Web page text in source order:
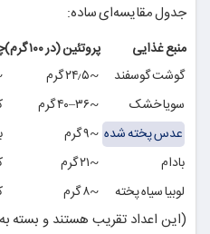
جدول مقایسه‌ای ساده:
منبع غذایی پروتئین (در ۱۰۰ گرم)
گوشت گوسفند
~۲۴٫۵ گرم
سویا خشک
~۳۶–۴۰ گرم
عدس پخته شده ~۹ گرم
بادام
~۲۱ گرم
لوبیا سیاه پخته
~۸ گرم
(این اعداد تقریب هستند و